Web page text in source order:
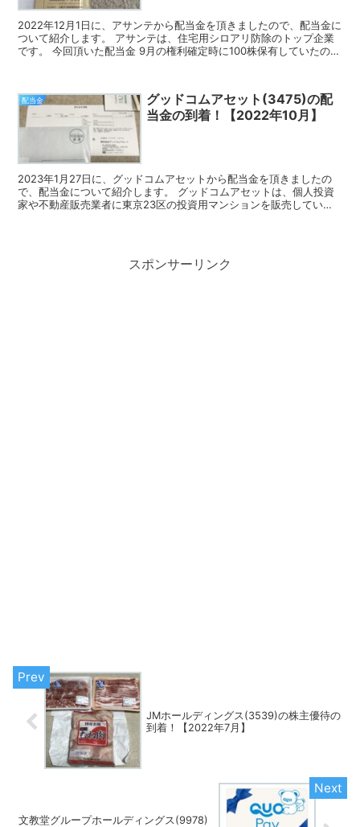
2022年12月1日に、アサンテから配当金を頂きましたので、配当金に
ついて紹介します。 アサンテは、住宅用シロアリ防除のトップ企業
です。 今回頂いた配当金 9月の権利確定時に100株保有していたの
配当金
グッドコムアセット(3475)の配
当金の到着！【2022年10月】
2023年1月27日に、グッドコムアセットから配当金を頂きましたの
で、配当金について紹介します。 グッドコムアセットは、個人投資
家や不動産販売業者に東京23区の投資用マンションを販売している
スポンサーリンク
JMホールディングス(3539)の株主優待の
到着！【2022年7月】
文教堂グループホールディングス(9978)